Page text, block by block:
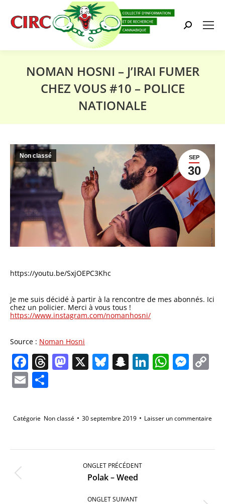
Search:
NOMAN HOSNI – J’IRAI FUMER
CHEZ VOUS #10 – POLICE
NATIONALE
SEP
30
Non classé
https://youtu.be/SxjOEPC3Khc
Je me suis décidé à partir à la rencontre de mes abonnés. Ici
chez un policier. Merci à vous tous !
https://www.instagram.com/nomanhosni/
Source : Noman Hosni
Facebook
Threads
Mastodon
X Bluesky
Snapchat
LinkedIn
Email
Catégorie Non classé 30 septembre 2019 Laisser un commentaire
Navigation
commentaire
ONGLET PRÉCÉDENT
Onglet
Polak – Weed
ONGLET SUIVANT